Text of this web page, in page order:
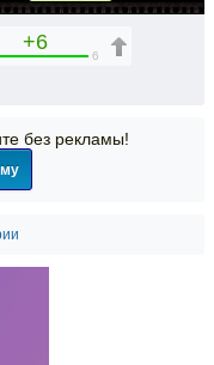
+6
6
без рекламы!